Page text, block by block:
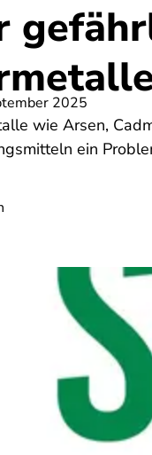
2025
wie Arsen,
ein